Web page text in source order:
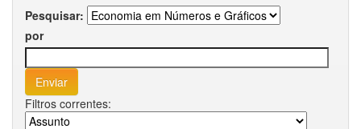
Pesquisar:
por
Filtros correntes: